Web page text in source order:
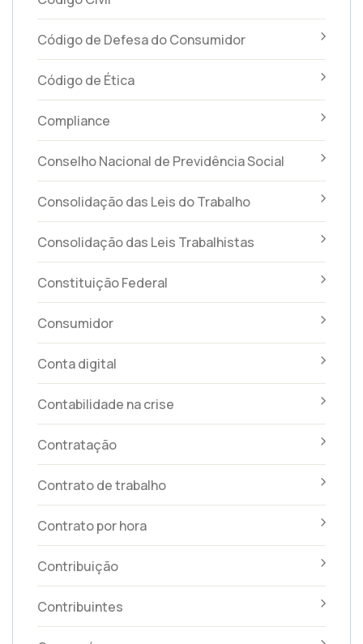
Código de Defesa do Consumidor
Código de Ética
Compliance
Conselho Nacional de Previdência Social
Consolidação das Leis do Trabalho
Consolidação das Leis Trabalhistas
Constituição Federal
Consumidor
Conta digital
Contabilidade na crise
Contratação
Contrato de trabalho
Contrato por hora
Contribuição
Contribuintes